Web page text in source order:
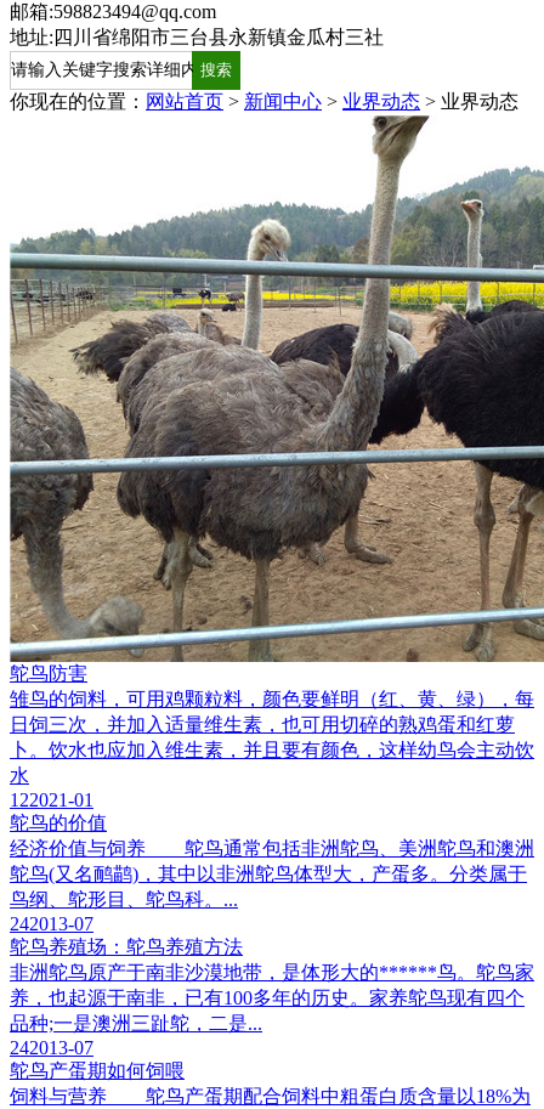
邮箱:598823494@qq.com
地址:四川省绵阳市三台县永新镇金瓜村三社
你现在的位置： 网站首页 > 新闻中心 > 业界动态 > 业界动态
鸵鸟防害
雏鸟的饲料，可用鸡颗粒料，颜色要鲜明（红、黄、绿），每
日饲三次，并加入适量维生素，也可用切碎的熟鸡蛋和红萝
卜。饮水也应加入维生素，并且要有颜色，这样幼鸟会主动饮
水
122021-01
鸵鸟的价值
经济价值与饲养 鸵鸟通常包括非洲鸵鸟、美洲鸵鸟和澳洲
鸵鸟(又名鸸鹋)，其中以非洲鸵鸟体型大，产蛋多。分类属于
鸟纲、鸵形目、鸵鸟科。...
242013-07
鸵鸟养殖场：鸵鸟养殖方法
非洲鸵鸟原产于南非沙漠地带，是体形大的******鸟。鸵鸟家
养，也起源于南非，已有100多年的历史。家养鸵鸟现有四个
品种;一是澳洲三趾鸵，二是...
242013-07
鸵鸟产蛋期如何饲喂
饲料与营养 鸵鸟产蛋期配合饲料中粗蛋白质含量以18%为